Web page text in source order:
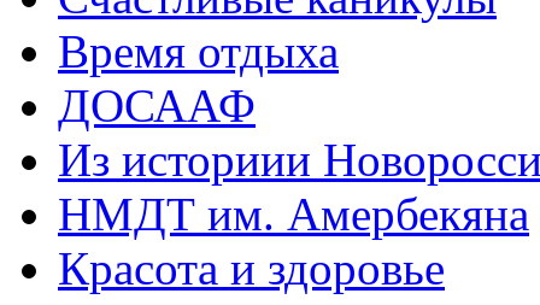
Время отдыха
ДОСААФ
Из историии
НМДТ им. Амербекяна
Красота и здоровье